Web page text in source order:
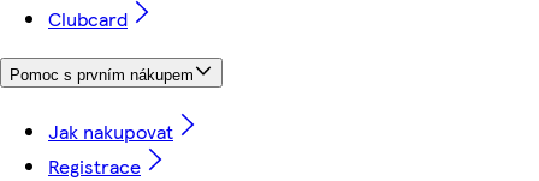
Clubcard
Pomoc s prvním nákupem
Jak nakupovat
Registrace